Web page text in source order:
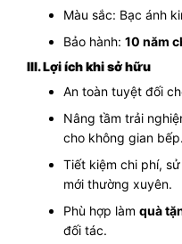
Màu sắc: Bạc ánh
Bảo hành:10 năm
III. Lợi ích khi sở hữu
An toàn tuyệt đối
Nâng tầm trải
cho không gian bếp.
Tiết kiệm chi phí,
mới thường xuyên.
Phù hợp làmquà
đối tác.